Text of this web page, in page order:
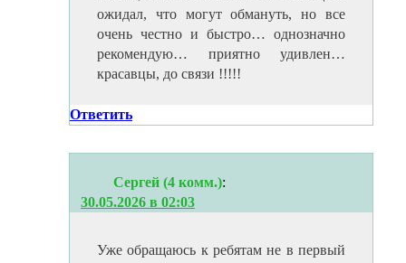
ожидал, что могут обмануть, но все
очень честно и быстро… однозначно
рекомендую… приятно удивлен…
красавцы, до связи !!!!!
Ответить
Сергей (4 комм.):
30.05.2026 в 02:03
Уже обращаюсь к ребятам не в первый